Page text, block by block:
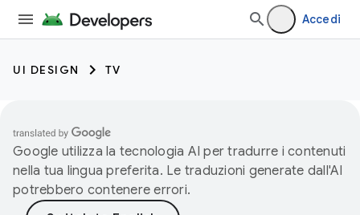
Accedi
UI DESIGN TV
Google utilizza la tecnologia AI per tradurre i contenuti
nella tua lingua preferita. Le traduzioni generate dall'AI
potrebbero contenere errori.